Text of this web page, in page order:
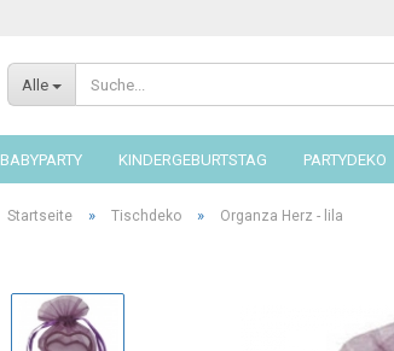
Alle
BABYPARTY KINDERGEBURTSTAG PARTYDEKO
Startseite » Tischdeko » Organza Herz - lila